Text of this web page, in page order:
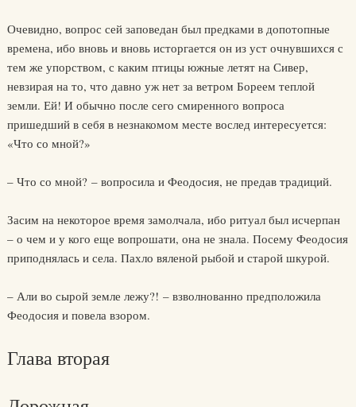
Очевидно, вопрос сей заповедан был предками в допотопные
времена, ибо вновь и вновь исторгается он из уст очнувшихся с
тем же упорством, с каким птицы южные летят на Сивер,
невзирая на то, что давно уж нет за ветром Бореем теплой
земли. Ей! И обычно после сего смиренного вопроса
пришедший в себя в незнакомом месте вослед интересуется:
«Что со мной?»
– Что со мной? – вопросила и Феодосия, не предав традиций.
Засим на некоторое время замолчала, ибо ритуал был исчерпан
– о чем и у кого еще вопрошати, она не знала. Посему Феодосия
приподнялась и села. Пахло вяленой рыбой и старой шкурой.
– Али во сырой земле лежу?! – взволнованно предположила
Феодосия и повела взором.
Глава вторая